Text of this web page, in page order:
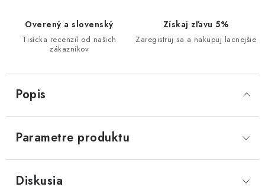
Overený a slovenský
Tisícka recenzií od našich
zákazníkov
Získaj zľavu 5%
Zaregistruj sa a nakupuj lacnejšie
Popis
Parametre produktu
Diskusia